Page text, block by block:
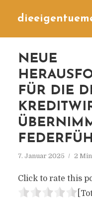
NEUE
FÜR DIE
7. Januar 2025 2
Click to rate this